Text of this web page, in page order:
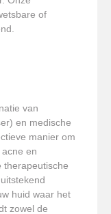
of
van
en medische
manier om
en
therapeutische
huid waar het
zowel de